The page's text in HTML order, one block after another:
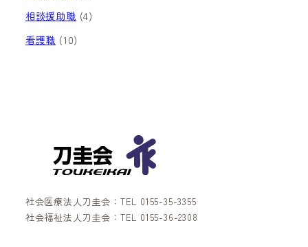
相談援助職 (4)
看護職 (10)
社会医療法人刀圭会：TEL 0155-35-3355
社会福祉法人刀圭会：TEL 0155-36-2308